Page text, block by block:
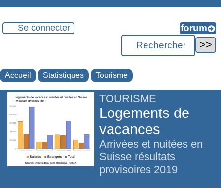
Se connecter
Accueil Statistiques Tourisme
TOURISME
Logements de
vacances
Arrivées et nuitées en
Suisse résultats
provisoires 2019